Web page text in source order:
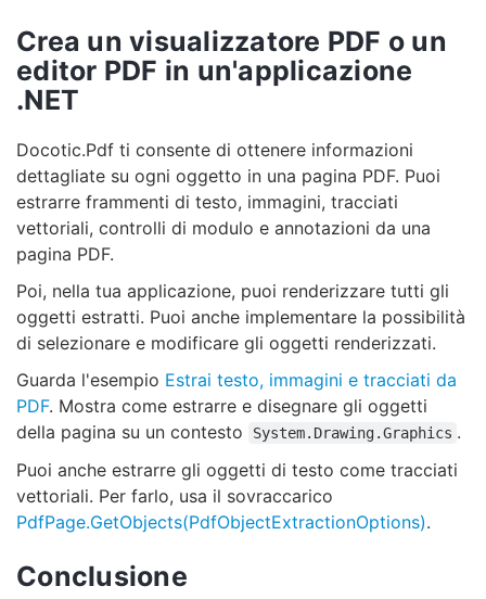
Crea un visualizzatore PDF o un
editor PDF in un'applicazione
.NET
Docotic.Pdf ti consente di ottenere informazioni
dettagliate su ogni oggetto in una pagina PDF. Puoi
estrarre frammenti di testo, immagini, tracciati
vettoriali, controlli di modulo e annotazioni da una
pagina PDF.
Poi, nella tua applicazione, puoi renderizzare tutti gli
oggetti estratti. Puoi anche implementare la possibilità
di selezionare e modificare gli oggetti renderizzati.
Guarda l'esempio Estrai testo, immagini e tracciati da
PDF. Mostra come estrarre e disegnare gli oggetti
della pagina su un contesto
System.Drawing.Graphics .
Puoi anche estrarre gli oggetti di testo come tracciati
vettoriali. Per farlo, usa il sovraccarico
PdfPage.GetObjects(PdfObjectExtractionOptions).
Conclusione